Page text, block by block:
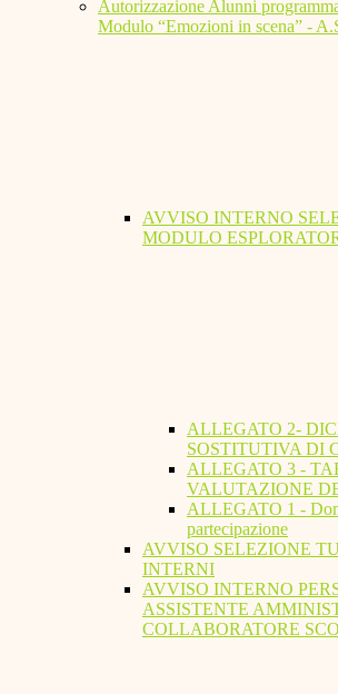
Autorizzazione Alunni
Modulo “Emozioni in scena” -
AVVISO INTERNO
MODULO
ALLEGATO 2-
SOSTITUTIVA DI
ALLEGATO 3 -
VALUTAZIONE
ALLEGATO 1 -
partecipazione
AVVISO SELEZIONE
INTERNI
AVVISO INTERNO
ASSISTENTE
COLLABORATORE